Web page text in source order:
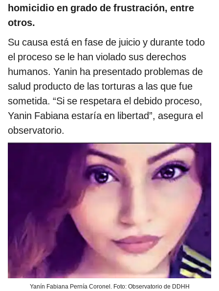
homicidio en grado de frustración, entre
otros.
Su causa está en fase de juicio y durante todo
el proceso se le han violado sus derechos
humanos. Yanin ha presentado problemas de
salud producto de las torturas a las que fue
sometida. “Si se respetara el debido proceso,
Yanin Fabiana estaría en libertad”, asegura el
observatorio.
Yanín Fabiana Pernía Coronel. Foto: Observatorio de DDHH